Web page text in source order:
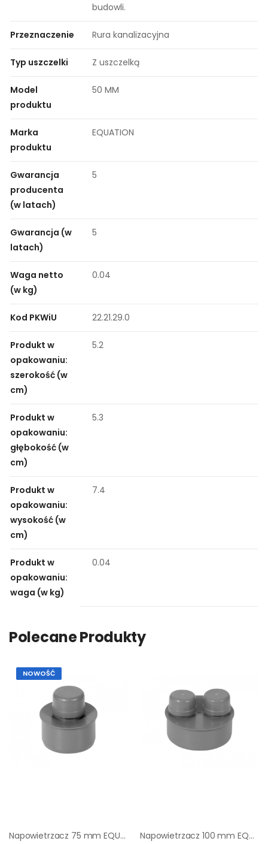
budowli.
Przeznaczenie Rura kanalizacyjna
Typ uszczelki Z uszczelką
Model
produktu
50 MM
Marka
produktu
EQUATION
Gwarancja
producenta
(w latach)
5
Gwarancja (w
latach)
5
Waga netto
(w kg)
0.04
Kod PKWiU 22.21.29.0
Produkt w
opakowaniu:
szerokość (w
cm)
5.2
Produkt w
opakowaniu:
głębokość (w
cm)
5.3
Produkt w
opakowaniu:
wysokość (w
cm)
7.4
Produkt w
opakowaniu:
waga (w kg)
0.04
Polecane Produkty
NOWOŚĆ
Napowietrzacz 75 mm EQUATION Napowietrzacz 100 mm EQUATION